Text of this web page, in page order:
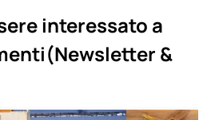
interessato a
(Newsletter &